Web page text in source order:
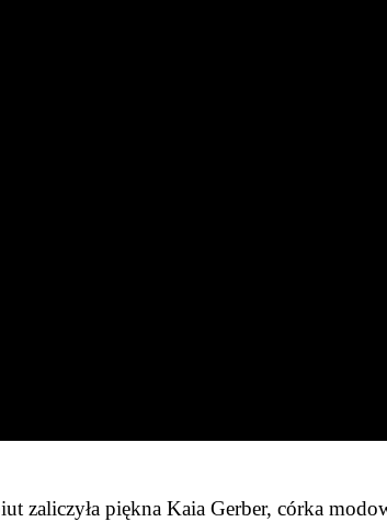
zaliczyła piękna Kaia Gerber, córka